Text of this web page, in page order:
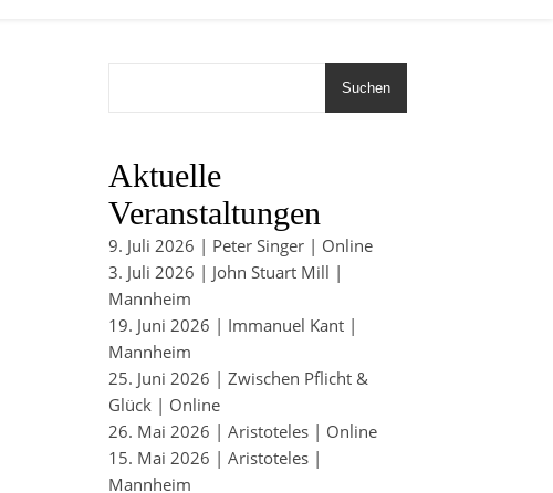
Suchen
Aktuelle
Veranstaltungen
9. Juli 2026 | Peter Singer | Online
3. Juli 2026 | John Stuart Mill |
Mannheim
19. Juni 2026 | Immanuel Kant |
Mannheim
25. Juni 2026 | Zwischen Pflicht &
Glück | Online
26. Mai 2026 | Aristoteles | Online
15. Mai 2026 | Aristoteles |
Mannheim